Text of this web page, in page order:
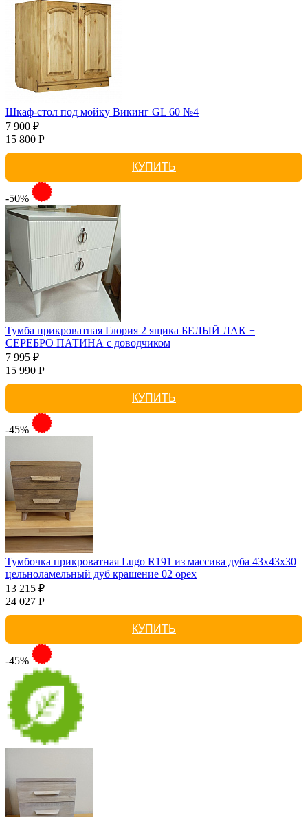
Шкаф-стол под мойку Викинг GL 60 №4
7 900 ₽
15 800 Р
КУПИТЬ
-50%
Тумба прикроватная Глория 2 ящика БЕЛЫЙ ЛАК +
СЕРЕБРО ПАТИНА с доводчиком
7 995 ₽
15 990 Р
КУПИТЬ
-45%
Тумбочка прикроватная Lugo R191 из массива дуба 43х43х30
цельноламельный дуб крашение 02 орех
13 215 ₽
24 027 Р
КУПИТЬ
-45%